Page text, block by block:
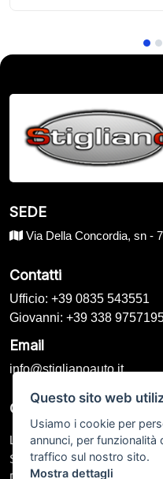
Questo sito web
Usiamo i cookie per
annunci, per funzionalità
traffico sul nostro sito.
Mostra dettagli
SEDE
Via Della Concordia, sn -
Contatti
Ufficio: +39 0835 543551
Giovanni: +39 338
Email
info@stiglianoauto.it
Orari di Apertura
Lunedì – Venerdì: 09:00 -
Sabato: 09:00 - 13:00 / Chiuso